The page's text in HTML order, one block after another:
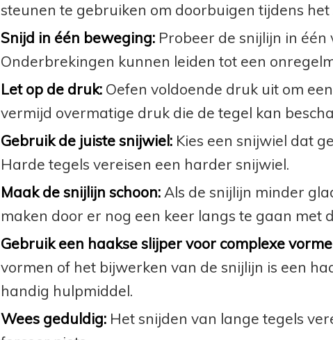
steunen te gebruiken om doorbuigen tijdens
Snijd in één beweging: Probeer de snijlijn in
Onderbrekingen kunnen leiden tot een
Let op de druk: Oefen voldoende druk uit om
vermijd overmatige druk die de tegel kan
Gebruik de juiste snijwiel: Kies een snijwiel dat
Harde tegels vereisen een harder snijwiel.
Maak de snijlijn schoon:Als de snijlijn minder
maken door er nog een keer langs te gaan met
Gebruik een haakse slijper voor complexe
vormen of het bijwerken van de snijlijn is een
handig hulpmiddel.
Wees geduldig: Het snijden van lange tegels